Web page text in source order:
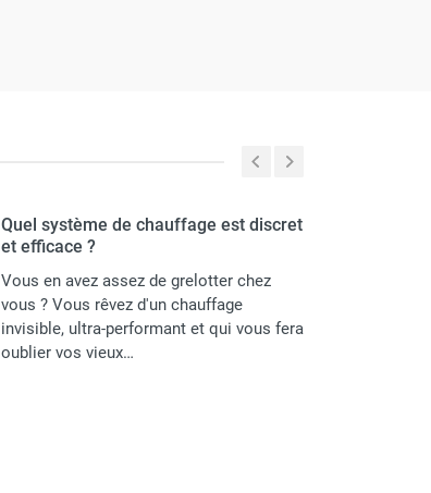
Quel système de chauffage est discret
et efficace ?
Vous en avez assez de grelotter chez
vous ? Vous rêvez d'un chauffage
invisible, ultra-performant et qui vous fera
oublier vos vieux…